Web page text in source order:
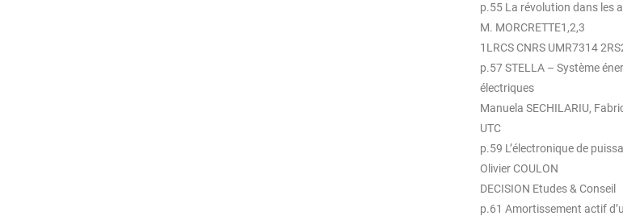
p.55 La révolution dans les
M. MORCRETTE1,2,3
1LRCS CNRS UMR7314
p.57 STELLA – Système
électriques
Manuela SECHILARIU,
UTC
p.59 L’électronique de
Olivier COULON
DECISION Etudes & Conseil
p.61 Amortissement actif